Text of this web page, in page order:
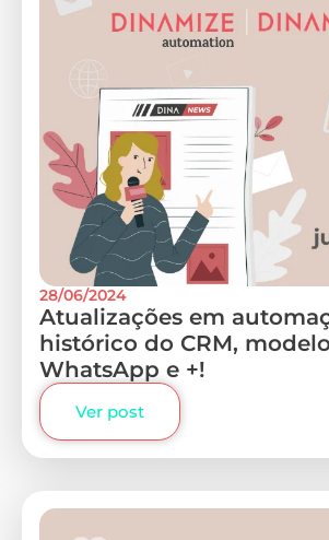
28/06/2024
Atualizações em
histórico do CRM,
WhatsApp e +!
Ver post